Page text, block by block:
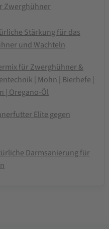
Zwerghühner
Stärkung für das
und Wachteln
für Zwerghühner &
| Mohn | Bierhefe |
| Oregano-Öl
Elite gegen
Darmsanierung für